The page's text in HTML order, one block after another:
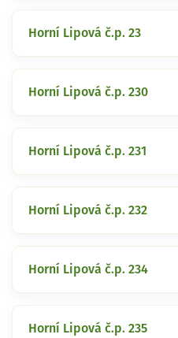
Horní Lipová č.p. 23
Horní Lipová č.p. 230
Horní Lipová č.p. 231
Horní Lipová č.p. 232
Horní Lipová č.p. 234
Horní Lipová č.p. 235